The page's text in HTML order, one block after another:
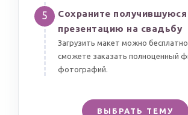
5
Сохраните получившуюся
презентацию на свадьбу
Загрузить макет можно
сможете заказать полноценный
фотографий.
ВЫБРАТЬ ТЕМУ